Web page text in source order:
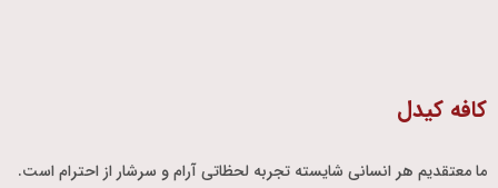
کافه کیدل
ما معتقدیم هر انسانی شایسته تجربه لحظاتی آرام و سرشار از احترام است.